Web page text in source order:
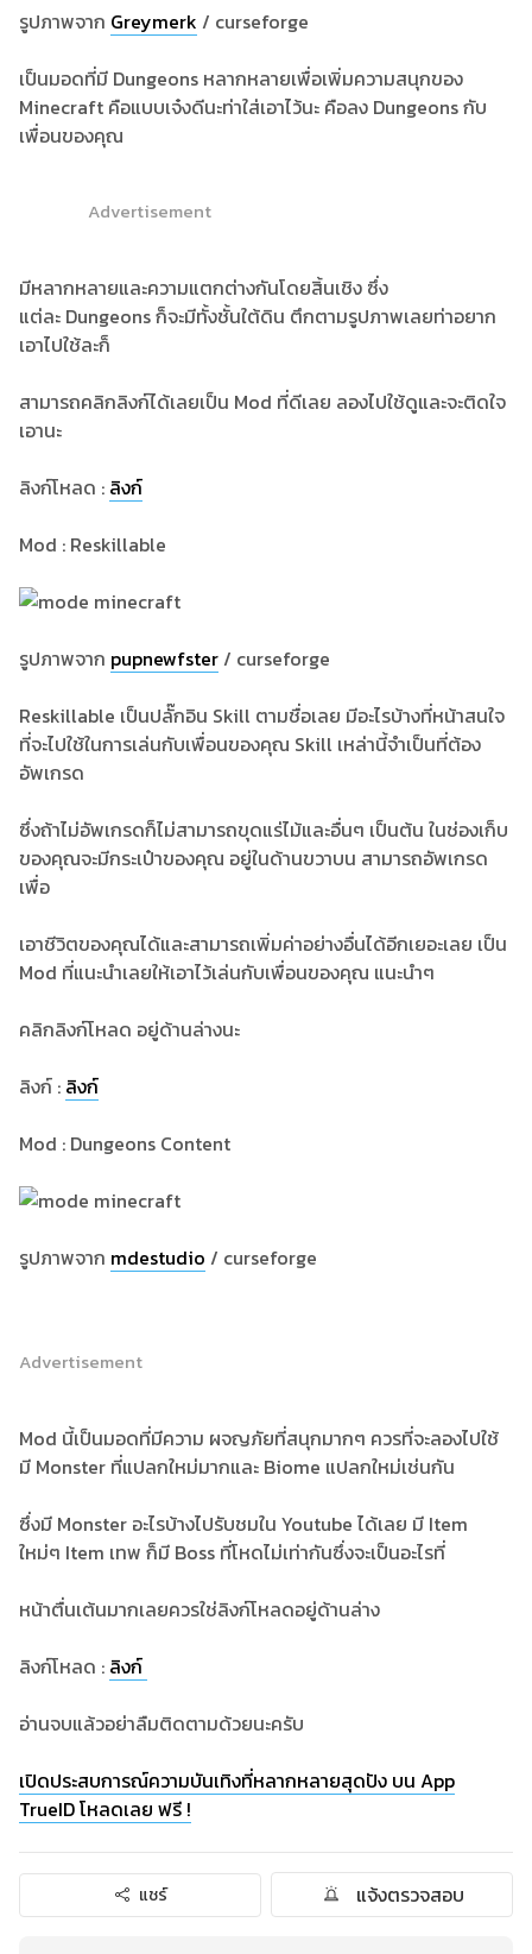
รูปภาพจาก Greymerk / curseforge
เป็นมอดที่มี Dungeons หลากหลายเพื่อเพิ่มความสนุกของ
Minecraft คือแบบเจ๋งดีนะท่าใส่เอาไว้นะ คือลง Dungeons กับ
เพื่อนของคุณ
Advertisement
มีหลากหลายและความแตกต่างกันโดยสิ้นเชิง ซึ่ง
แต่ละ Dungeons ก็จะมีทั้งชั้นใต้ดิน ตึกตามรูปภาพเลยท่าอยาก
เอาไปใช้ละก็
สามารถคลิกลิงก์ได้เลยเป็น Mod ที่ดีเลย ลองไปใช้ดูและจะติดใจ
เอานะ
ลิงก์โหลด : ลิงก์
Mod : Reskillable
รูปภาพจาก pupnewfster/ curseforge
Reskillable เป็นปลั๊กอิน Skill ตามชื่อเลย มีอะไรบ้างที่หน้าสนใจ
ที่จะไปใช้ในการเล่นกับเพื่อนของคุณ Skill เหล่านี้จำเป็นที่ต้อง
อัพเกรด
ซึ่งถ้าไม่อัพเกรดก็ไม่สามารถขุดแร่ไม้และอื่นๆ เป็นต้น ในช่องเก็บ
ของคุณจะมีกระเป๋าของคุณ อยู่ในด้านขวาบน สามารถอัพเกรด
เพื่อ
เอาชีวิตของคุณได้และสามารถเพิ่มค่าอย่างอื่นได้อีกเยอะเลย เป็น
Mod ที่แนะนำเลยให้เอาไว้เล่นกับเพื่อนของคุณ แนะนำๆ
คลิกลิงก์โหลด อยู่ด้านล่างนะ
ลิงก์ : ลิงก์
Mod : Dungeons Content
รูปภาพจาก mdestudio / curseforge
Advertisement
Mod นี้เป็นมอดที่มีความ ผจญภัยที่สนุกมากๆ ควรที่จะลองไปใช้
มี Monster ที่แปลกใหม่มากและ Biome แปลกใหม่เช่นกัน
ซึ่งมี Monster อะไรบ้างไปรับชมใน Youtube ได้เลย มี Item
ใหม่ๆ Item เทพ ก็มี Boss ที่โหดไม่เท่ากันซึ่งจะเป็นอะไรที่
หน้าตื่นเต้นมากเลยควรใช่ลิงก์โหลดอยู่ด้านล่าง
ลิงก์โหลด : ลิงก์
อ่านจบแล้วอย่าลืมติดตามด้วยนะครับ
เปิดประสบการณ์ความบันเทิงที่หลากหลายสุดปัง บน App
TrueID โหลดเลย ฟรี !
แชร์ แจ้งตรวจสอบ